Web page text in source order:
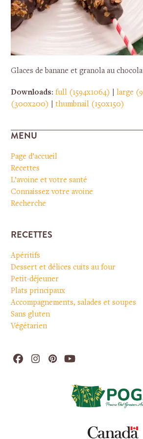
Glaces de banane et granola au
Downloads:full (1594x1064) |large
(300x200)
|thumbnail (150x150)
MENU
Page d’accueil
Recettes
L’avoine et votre santé
Connaissez votre avoine
Recherche
RECETTES
Apéritifs
Dessert et délices cuits au four
Petit-déjeuner
Plats principaux
Accompagnements, salades et soupes
Sans gluten
Végétarien
Facebook
Instagram
PinterestYouTube